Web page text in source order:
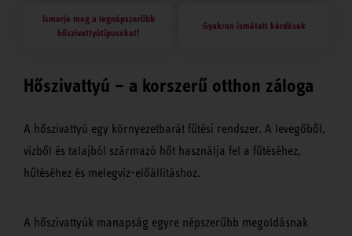
Ismerje meg a legnépszerűbb
hőszivattyútípusokat!
Gyakran ismételt kérdések
Hőszivattyú – a korszerű otthon záloga
A hőszivattyú egy környezetbarát fűtési rendszer. A levegőből,
vízből és talajból származó hőt használja fel a fűtéséhez,
hűtéséhez és melegvíz-előállításhoz.
A hőszivattyúk manapság egyre népszerűbb megoldásnak